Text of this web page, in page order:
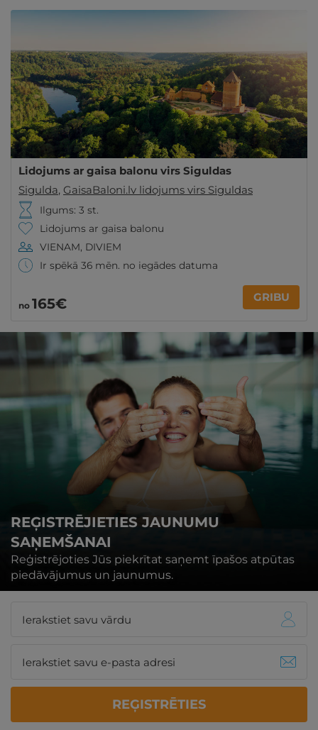
Lidojums ar gaisa balonu virs Siguldas
Sigulda, GaisaBaloni.lv lidojums virs Siguldas
Ilgums: 3 st.
Lidojums ar gaisa balonu
VIENAM, DIVIEM
Ir spēkā 36 mēn. no iegādes datuma
no 165€ GRIBU
REĢISTRĒJIETIES JAUNUMU
SAŅEMŠANAI
Reģistrējoties Jūs piekrītat saņemt īpašos atpūtas
piedāvājumus un jaunumus.
REĢISTRĒTIES